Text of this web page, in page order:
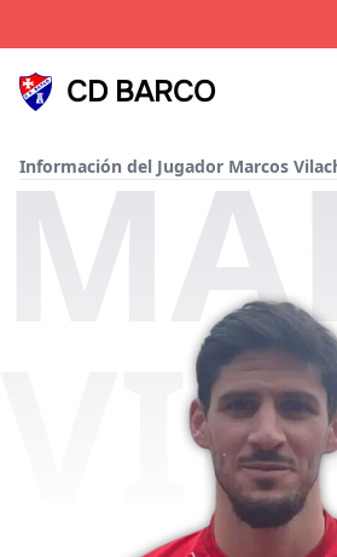
CD BARCO
Información del Jugador Marcos